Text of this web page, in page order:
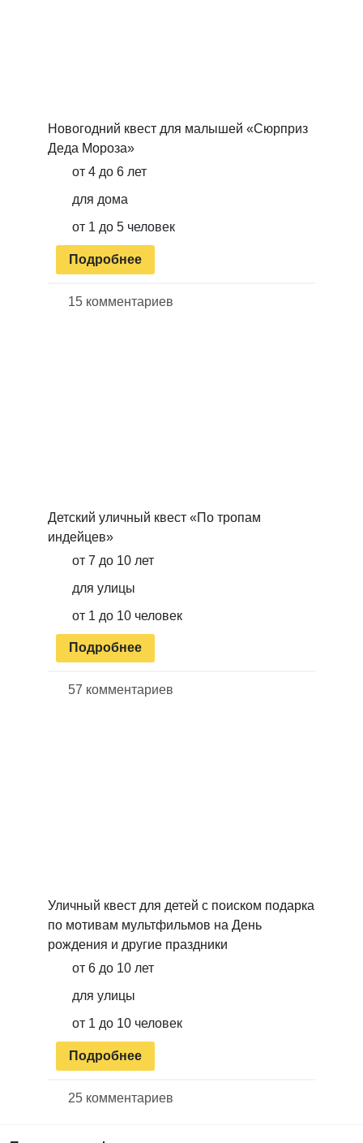
Новогодний квест для малышей «Сюрприз
Деда Мороза»
от 4 до 6 лет
для дома
от 1 до 5 человек
Подробнее
15 комментариев
Детский уличный квест «По тропам
индейцев»
от 7 до 10 лет
для улицы
от 1 до 10 человек
Подробнее
57 комментариев
Уличный квест для детей с поиском подарка
по мотивам мультфильмов на День
рождения и другие праздники
от 6 до 10 лет
для улицы
от 1 до 10 человек
Подробнее
25 комментариев